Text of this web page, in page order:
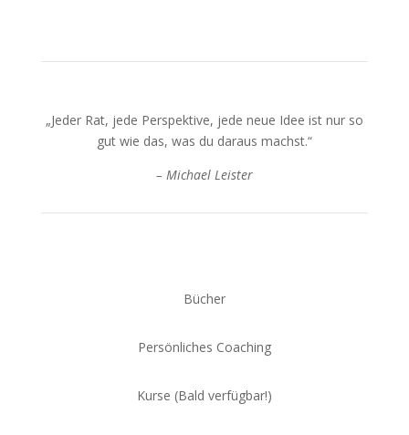
„Jeder Rat, jede Perspektive, jede neue Idee ist nur so
gut wie das, was du daraus machst.“
– Michael Leister
Bücher
Persönliches Coaching
Kurse (Bald verfügbar!)